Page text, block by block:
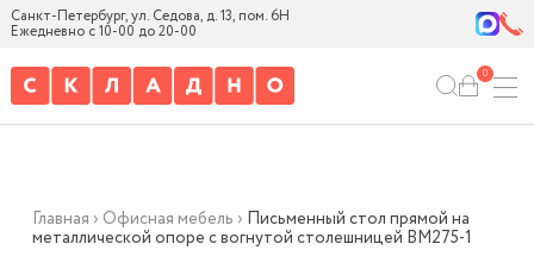
Санкт-Петербург, ул. Седова, д. 13, пом. 6Н
Ежедневно с 10-00 до 20-00
0
Главная › Офисная мебель › Письменный стол прямой на
металлической опоре с вогнутой столешницей ВМ275-1